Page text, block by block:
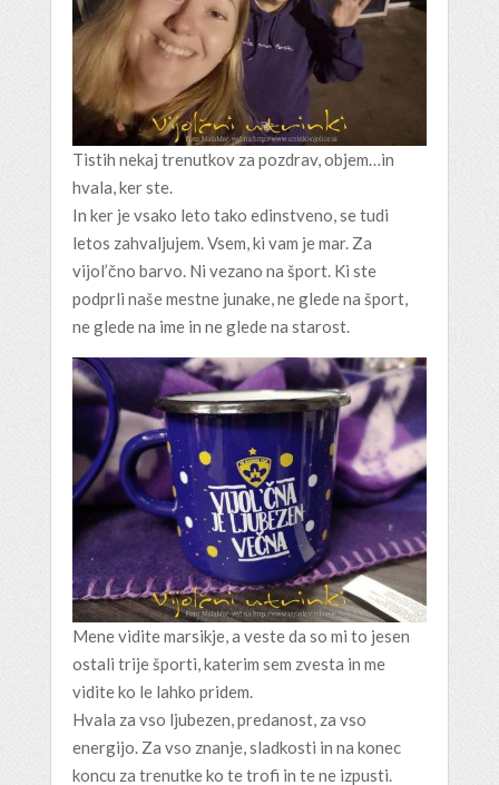
Tistih nekaj trenutkov za pozdrav, objem…in
hvala, ker ste.
In ker je vsako leto tako edinstveno, se tudi
letos zahvaljujem. Vsem, ki vam je mar. Za
vijol’čno barvo. Ni vezano na šport. Ki ste
podprli naše mestne junake, ne glede na šport,
ne glede na ime in ne glede na starost.
Mene vidite marsikje, a veste da so mi to jesen
ostali trije športi, katerim sem zvesta in me
vidite ko le lahko pridem.
Hvala za vso ljubezen, predanost, za vso
energijo. Za vso znanje, sladkosti in na konec
koncu za trenutke ko te trofi in te ne izpusti.